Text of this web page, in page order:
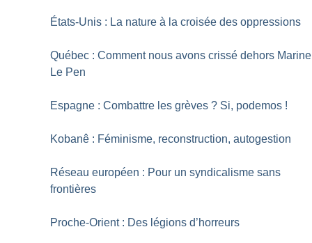
États-Unis : La nature à la croisée des oppressions
Québec : Comment nous avons crissé dehors Marine
Le Pen
Espagne : Combattre les grèves ? Si, podemos !
Kobanê : Féminisme, reconstruction, autogestion
Réseau européen : Pour un syndicalisme sans
frontières
Proche-Orient : Des légions d’horreurs